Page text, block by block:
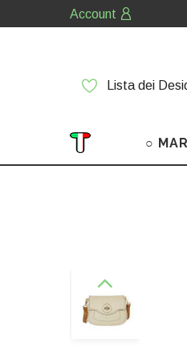
Account
Lista dei
○